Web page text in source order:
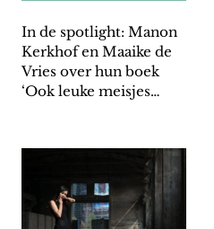
In de spotlight: Manon
Kerkhof en Maaike de
Vries over hun boek
‘Ook leuke meisjes